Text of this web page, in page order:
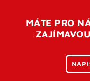
MÁTE PRO